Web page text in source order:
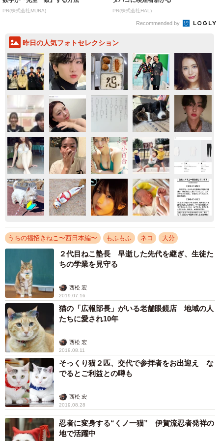
PR(株式会社MURA) PR(株式会社HAL)
Recommended by
昨日の人気フォトセレクション
うちの福招きねこ〜西日本編〜 もふもふ ネコ 大分
２代目ねこ塾長 早逝した先代を継ぎ、生徒た
ちの学業を見守る
西松 宏
2019.07.16
猫の「広報部長」がいる老舗眼鏡店 地域の人
たちに愛され10年
西松 宏
2019.08.11
そっくり猫２匹、交代で参拝者をお出迎え な
でるとご利益との噂も
西松 宏
2019.08.28
忍者に変身する“くノ一猫” 伊賀流忍者発祥の
地で活躍中